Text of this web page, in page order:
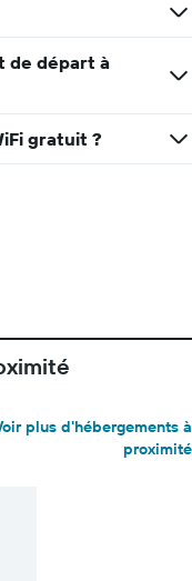
de départ à
gratuit ?
plus d'hébergements à
proximité